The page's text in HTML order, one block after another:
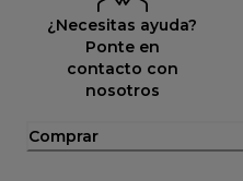
¿Necesitas ayuda?
Ponte en
contacto con
nosotros
Comprar